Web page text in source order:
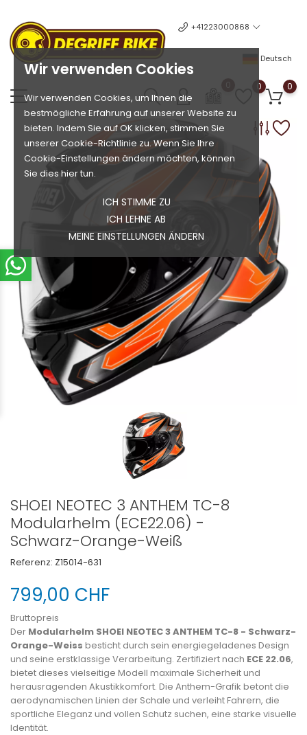
Wir verwenden Cookies
Wir verwenden Cookies, um Ihnen die
bestmögliche Erfahrung auf unserer Website zu
bieten. Indem Sie auf OK klicken, stimmen Sie
unserer Cookie-Richtlinie zu. Wenn Sie Ihre
Cookie-Einstellungen ändern möchten, können
Sie dies hier tun.
ICH STIMME ZU
ICH LEHNE AB
MEINE EINSTELLUNGEN ÄNDERN
+41223000868
Deutsch
0 0
SHOEI NEOTEC 3 ANTHEM TC-8
Modularhelm (ECE22.06) -
Schwarz-Orange-Weiß
Referenz: Z15014-631
799,00 CHF
Bruttopreis
Der Modularhelm SHOEI NEOTEC 3 ANTHEM TC-8 - Schwarz-
Orange-Weiss besticht durch sein energiegeladenes Design
und seine erstklassige Verarbeitung. Zertifiziert nach ECE 22.06,
bietet dieses vielseitige Modell maximale Sicherheit und
herausragenden Akustikkomfort. Die Anthem-Grafik betont die
aerodynamischen Linien der Schale und verleiht Fahrern, die
sportliche Eleganz und vollen Schutz suchen, eine starke visuelle
Identität.